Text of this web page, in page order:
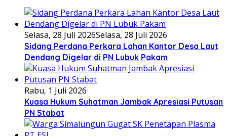
Selasa, 28 Juli 2026Selasa, 28 Juli 2026
Sidang Perdana Perkara Lahan Kantor Desa Laut
Dendang Digelar di PN Lubuk Pakam
Rabu, 1 Juli 2026
Kuasa Hukum Suhatman Jambak Apresiasi Putusan
PN Stabat